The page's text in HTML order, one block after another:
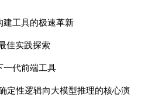
建工具的极速革新
佳实践探索
一代前端工具
定性逻辑向大模型推理的核心演